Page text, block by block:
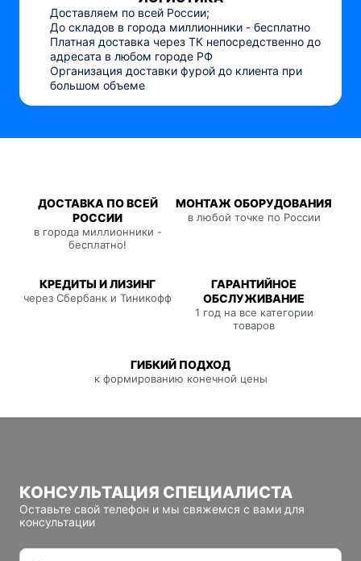
Доставляем по всей России;
До складов в города миллионники - бесплатно
Платная доставка через ТК непосредственно до
адресата в любом городе РФ
Организация доставки фурой до клиента при
большом объеме
ДОСТАВКА ПО ВСЕЙ
РОССИИ
в города миллионники -
бесплатно!
МОНТАЖ ОБОРУДОВАНИЯ
в любой точке по России
КРЕДИТЫ И ЛИЗИНГ
через Сбербанк и Тиникофф
ГАРАНТИЙНОЕ
ОБСЛУЖИВАНИЕ
1 год на все категории
товаров
ГИБКИЙ ПОДХОД
к формированию конечной цены
КОНСУЛЬТАЦИЯ СПЕЦИАЛИСТА
Оставьте свой телефон и мы свяжемся с вами для
консультации